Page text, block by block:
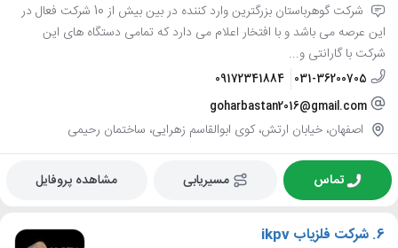
شرکت گوهرباستان بزرگترین وارد کننده در بین بیش از 10 شرکت فعال در
این عرصه می باشد و با افتخار اعلام می دارد که تمامی دستگاه های این
شرکت با گارانتی و...
031-36200705
09172341884
goharbastan2016@gmail.com
اصفهان، خیابان ارتش، کوی ابوالقاسم زهرایی، ساختمان رحیمی
تماس مسیریابی مشاهده پروفایل
6. شرکت فلزیاب ikpv